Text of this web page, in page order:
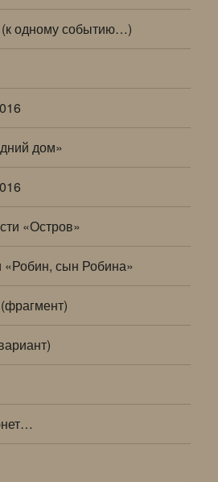
(к одному событию…)
дом»
«Остров»
«Робин, сын Робина»